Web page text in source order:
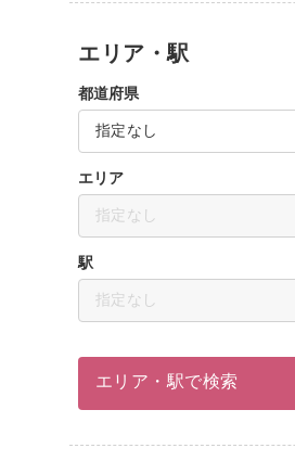
エリア・駅
都道府県
指定なし
エリア
指定なし
駅
指定なし
エリア・駅で検索